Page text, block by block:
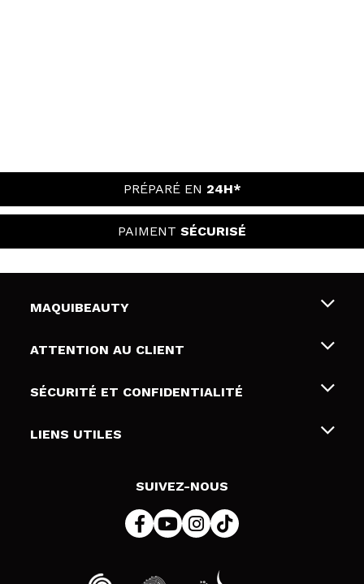
PRÉPARÉ EN 24H*
PAIMENT SÉCURISÉ
MAQUIBEAUTY
Qui sommes nous
Cartes-cadeaux
ATTENTION AU CLIENT
Livraison & retour
Modes de paiement
SÉCURITÉ ET CONFIDENTIALITÉ
Conditions et confidentialité
LIENS UTILES
SUIVEZ-NOUS